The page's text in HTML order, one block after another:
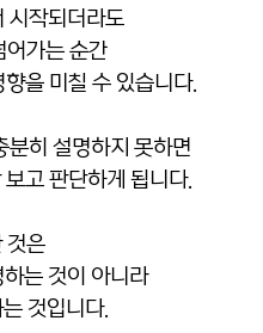
시작되더라도
어가는 순간
을 미칠 수 있습니다.
분히 설명하지 못하면
고 판단하게 됩니다.
것은
는 것이 아니라
것입니다.